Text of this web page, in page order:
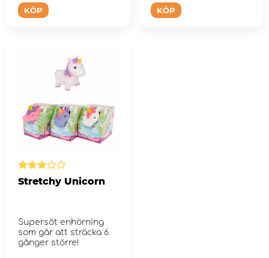
KÖP KÖP
Stretchy Unicorn
Supersöt enhörning
som går att sträcka 6
gånger större!